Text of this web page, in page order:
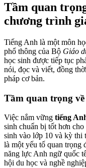
Tầm quan
chương trình
Tiếng Anh là một môn
phổ thông của Bộ Giáo
học sinh được tiếp tục
nói, đọc và viết, đồng
pháp cơ bản.
Tầm quan trọng
Việc nắm vững tiếng
sinh chuẩn bị tốt hơn
sinh vào lớp 10 và kỳ thi
là một yếu tố quan trọng
năng lực Anh ngữ quốc
hội du học và nghề